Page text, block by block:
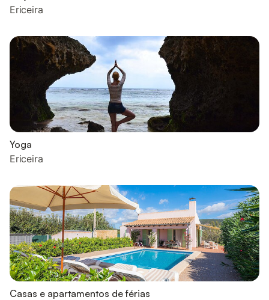
Ericeira
Yoga
Ericeira
Casas e apartamentos de férias